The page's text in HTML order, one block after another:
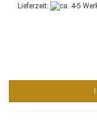
Lieferzeit: